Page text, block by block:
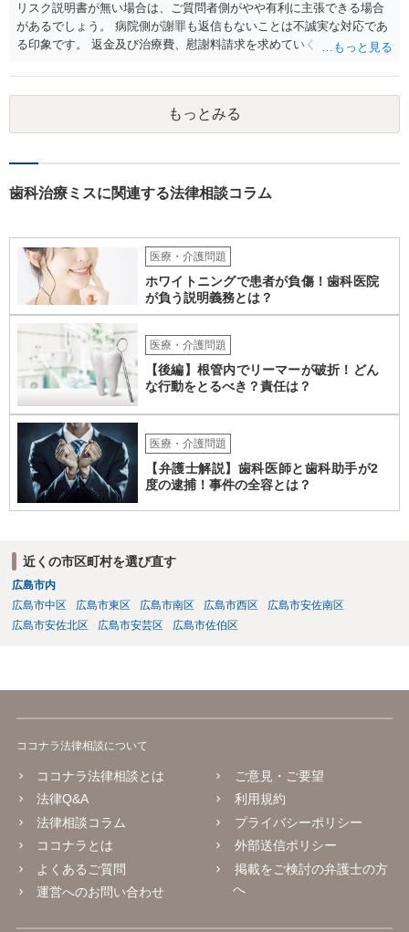
リスク説明書が無い場合は、ご質問者側がやや有利に主張できる場合
があるでしょう。 病院側が謝罪も返信もないことは不誠実な対応であ
る印象です。 返金及び治療費、慰謝料請求を求めていくことになるか
代理人として病院側との交渉窓口となることも方法の一つです。 ご自
身で内容証明を出される場合、書面にご質問者の不利になる事情を記
載した場合はそれ以降の交渉ハードルが上がってしまうため慎重に検
討されるとよいでしょう。
もっとみる
歯科治療ミスに関連する法律相談コラム
医療・介護問題
ホワイトニングで患者が負傷！歯科医院
が負う説明義務とは？
医療・介護問題
【後編】根管内でリーマーが破折！どん
な行動をとるべき？責任は？
医療・介護問題
【弁護士解説】歯科医師と歯科助手が2
度の逮捕！事件の全容とは？
近くの市区町村を選び直す
広島市内
広島市中区
広島市東区 広島市南区 広島市西区
広島市安佐南区
広島市安佐北区
広島市安芸区 広島市佐伯区
ココナラ法律相談について
ココナラ法律相談とは
法律Q&A
法律相談コラム
ココナラとは
よくあるご質問
運営へのお問い合わせ
ご意見・ご要望
利用規約
プライバシーポリシー
外部送信ポリシー
掲載をご検討の弁護士の方
へ